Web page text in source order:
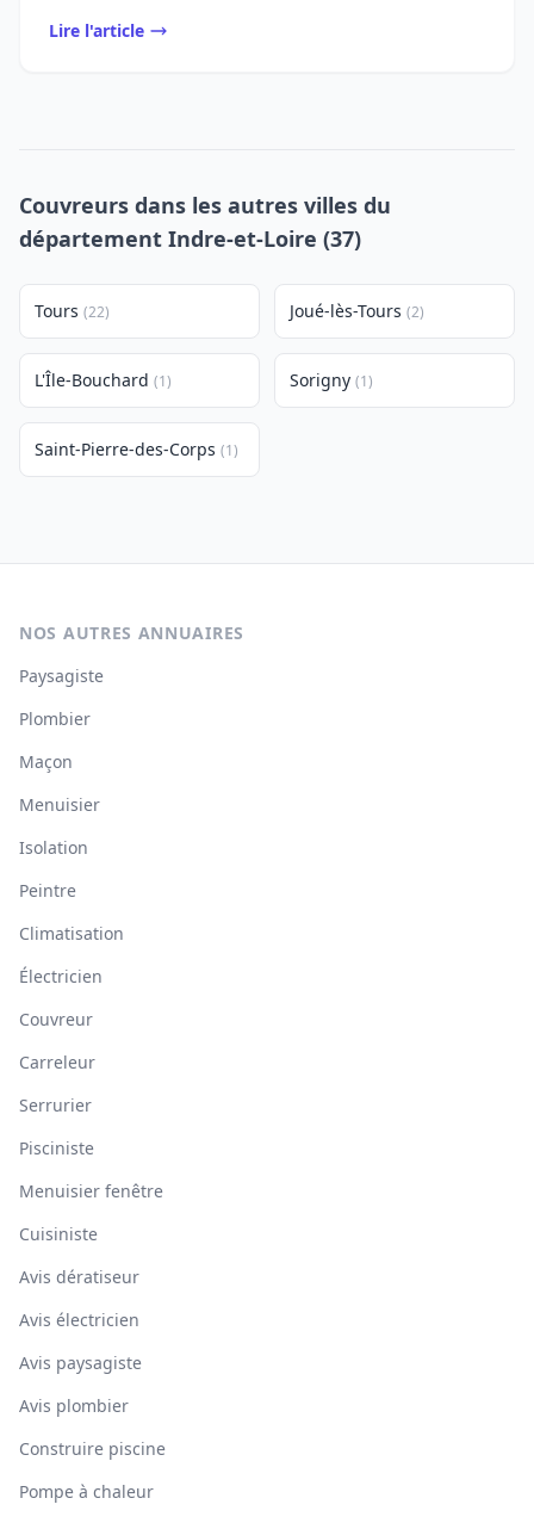
Lire l'article
Couvreurs dans les autres villes du
département Indre-et-Loire (37)
Tours (22) Joué-lès-Tours (2)
L'Île-Bouchard (1) Sorigny (1)
Saint-Pierre-des-Corps (1)
NOS AUTRES ANNUAIRES
Paysagiste
Plombier
Maçon
Menuisier
Isolation
Peintre
Climatisation
Électricien
Couvreur
Carreleur
Serrurier
Pisciniste
Menuisier fenêtre
Cuisiniste
Avis dératiseur
Avis électricien
Avis paysagiste
Avis plombier
Construire piscine
Pompe à chaleur